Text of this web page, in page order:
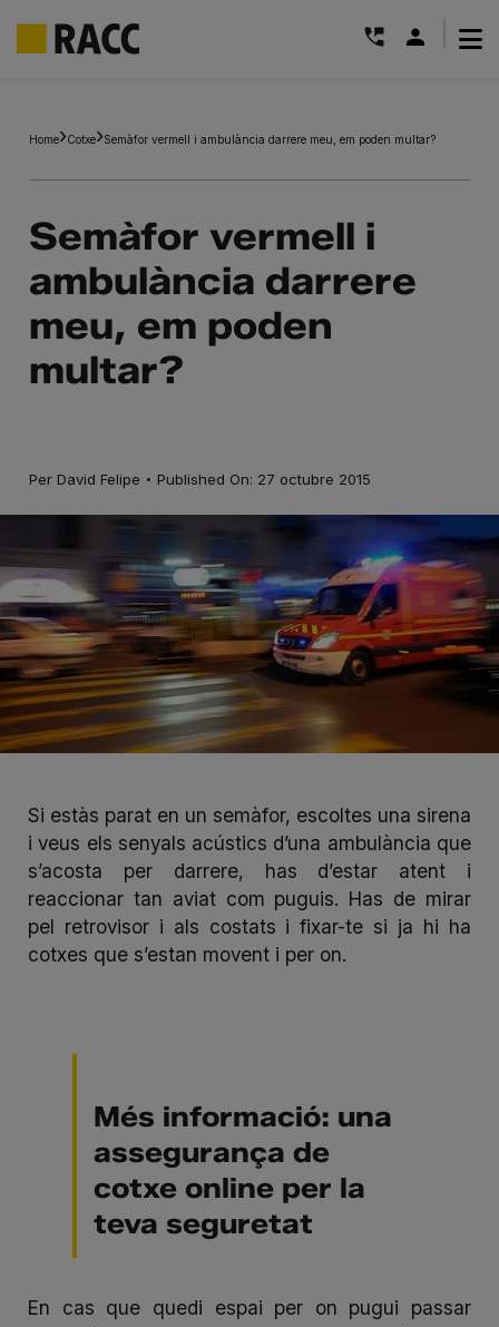
content
Home Cotxe Semàfor vermell i ambulància darrere meu, em poden multar?
Semàfor vermell i
ambulància darrere
meu, em poden
multar?
Per David Felipe · Published On: 27 octubre 2015
Si estàs parat en un semàfor, escoltes una sirena
i veus els senyals acústics d’una ambulància que
s’acosta per darrere, has d’estar atent i
reaccionar tan aviat com puguis. Has de mirar
pel retrovisor i als costats i fixar-te si ja hi ha
cotxes que s’estan movent i per on.
Més informació: una
assegurança de
cotxe online per la
teva seguretat
En cas que quedi espai per on pugui passar